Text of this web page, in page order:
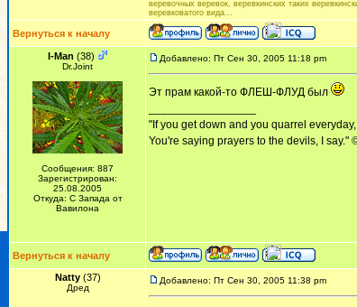
веревочных веревок, веревкинских таких
веревковатого вида...
Вернуться к началу
I-Man (38)
Dr.Joint
Сообщения: 887
Зарегистрирован:
25.08.2005
Откуда: С Запада от
Вавилона
Добавлено: Пт Сен 30, 2005 11:18 pm
Эт прам какой-то ФЛЕШ-ФЛУД был
"If you get down and you quarrel everyday,
You're saying prayers to the devils, I say."
Вернуться к началу
Natty(37)
Дред
Добавлено: Пт Сен 30, 2005 11:38 pm